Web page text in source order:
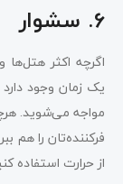
6. سشوار
اگرچه اکثر
یک زمان وجود
مواجه می‌شوید.
فرکننده‌تان را هم
از حرارت استفاده